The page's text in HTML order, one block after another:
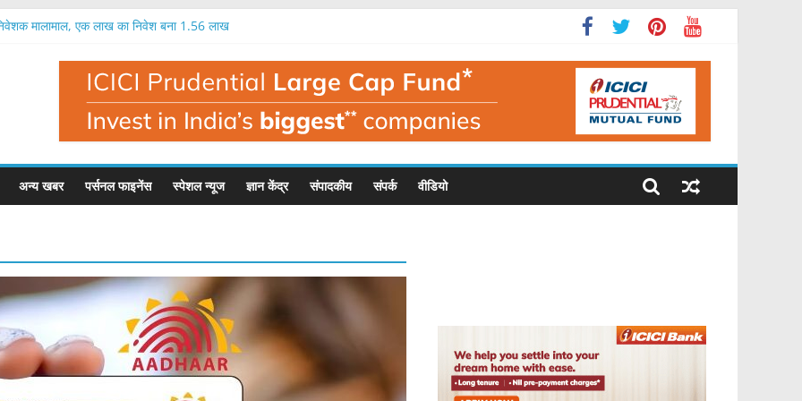
मालामाल, एक लाख का निवेश बना 1.56 लाख
का आईपीओ आज से, इतना मिल सकता है फायदा
तक मुनाफा, नतीजों के बाद यह है इसका भाव
लाख रुपये का निवेश बन सकता है 1.35 लाख रुपये
अन्य खबर पर्सनल फाइनेंस स्पेशल न्यूज ज्ञान केंद्र संपादकीय संपर्क वीडियो